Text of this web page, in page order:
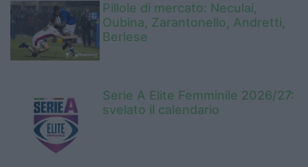
Pillole di mercato: Neculai,
Oubina, Zarantonello, Andretti,
Berlese
Serie A Elite Femminile 2026/27:
svelato il calendario